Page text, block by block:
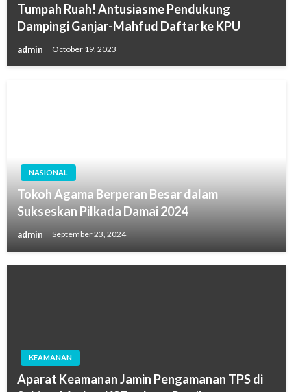
Tumpah Ruah! Antusiasme Pendukung
Dampingi Ganjar-Mahfud Daftar ke KPU
admin October 19, 2023
NASIONAL
Tokoh Agama Berperan Besar dalam
Sukseskan Pilkada Damai 2024
admin September 23, 2024
KEAMANAN
Aparat Keamanan Jamin Pengamanan TPS di